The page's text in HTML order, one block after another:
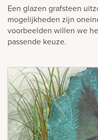
Een glazen grafsteen
mogelijkheden zijn
voorbeelden willen we
passende keuze.